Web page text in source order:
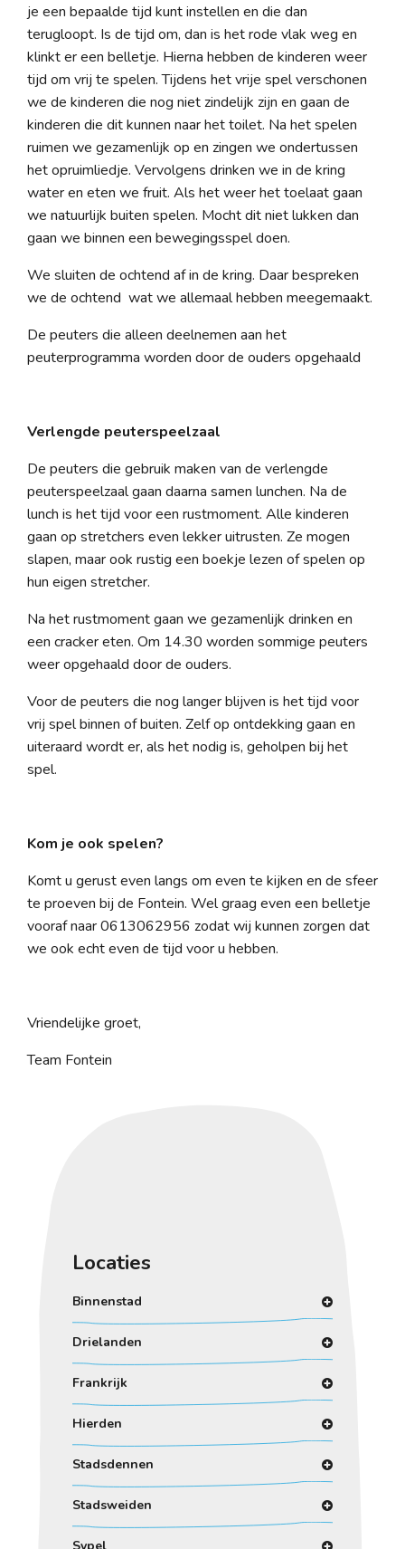
je een bepaalde tijd kunt instellen en die dan
terugloopt. Is de tijd om, dan is het rode vlak weg en
klinkt er een belletje. Hierna hebben de kinderen weer
tijd om vrij te spelen. Tijdens het vrije spel verschonen
we de kinderen die nog niet zindelijk zijn en gaan de
kinderen die dit kunnen naar het toilet. Na het spelen
ruimen we gezamenlijk op en zingen we ondertussen
het opruimliedje. Vervolgens drinken we in de kring
water en eten we fruit. Als het weer het toelaat gaan
we natuurlijk buiten spelen. Mocht dit niet lukken dan
gaan we binnen een bewegingsspel doen.
We sluiten de ochtend af in de kring. Daar bespreken
we de ochtend wat we allemaal hebben meegemaakt.
De peuters die alleen deelnemen aan het
peuterprogramma worden door de ouders opgehaald
Verlengde peuterspeelzaal
De peuters die gebruik maken van de verlengde
peuterspeelzaal gaan daarna samen lunchen. Na de
lunch is het tijd voor een rustmoment. Alle kinderen
gaan op stretchers even lekker uitrusten. Ze mogen
slapen, maar ook rustig een boekje lezen of spelen op
hun eigen stretcher.
Na het rustmoment gaan we gezamenlijk drinken en
een cracker eten. Om 14.30 worden sommige peuters
weer opgehaald door de ouders.
Voor de peuters die nog langer blijven is het tijd voor
vrij spel binnen of buiten. Zelf op ontdekking gaan en
uiteraard wordt er, als het nodig is, geholpen bij het
spel.
Kom je ook spelen?
Komt u gerust even langs om even te kijken en de sfeer
te proeven bij de Fontein. Wel graag even een belletje
vooraf naar 0613062956 zodat wij kunnen zorgen dat
we ook echt even de tijd voor u hebben.
Vriendelijke groet,
Team Fontein
Locaties
Binnenstad
Drielanden
Frankrijk
Hierden
Stadsdennen
Stadsweiden